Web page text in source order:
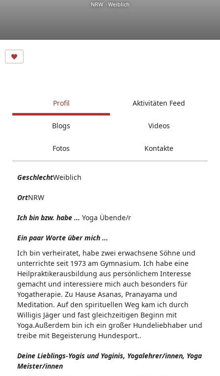
NRW Weiblich
Profil Aktivitäten Feed
Blogs Videos
Fotos Kontakte
GeschlechtWeiblich
OrtNRW
Ich bin bzw. habe ... Yoga Übende/r
Ein paar Worte über mich ...
Ich bin verheiratet, habe zwei erwachsene Söhne und
unterrichte seit 1973 am Gymnasium. Ich habe eine
Heilpraktikerausbildung aus persönlichem Interesse
gemacht und interessiere mich auch besonders für
Yogatherapie. Zu Hause Asanas, Pranayama und
Meditation. Auf den spirituellen Weg kam ich durch
Willigis Jäger und fast gleichzeitigen Beginn mit
Yoga.Außerdem bin ich ein großer Hundeliebhaber und
treibe mit Begeisterung Hundesport..
Deine Lieblings-Yogis und Yoginis, Yogalehrer/innen, Yoga
Meister/innen